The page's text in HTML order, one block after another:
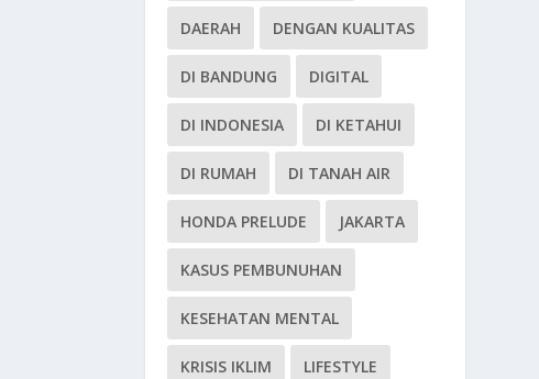
DAERAH DENGAN KUALITAS
DI BANDUNG DIGITAL
DI INDONESIA DI KETAHUI
DI RUMAH DI TANAH AIR
HONDA PRELUDE JAKARTA
KASUS PEMBUNUHAN
KESEHATAN MENTAL
KRISIS IKLIM LIFESTYLE